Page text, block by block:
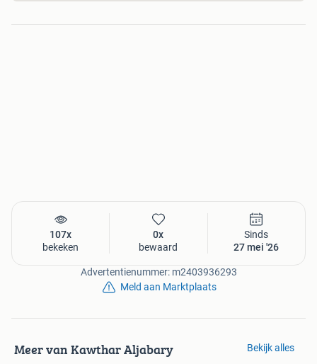
107x
bekeken
0x
bewaard
Sinds
27 mei '26
Advertentienummer: m2403936293
Meld aan Marktplaats
Meer van Kawthar Aljabary Bekijk alles